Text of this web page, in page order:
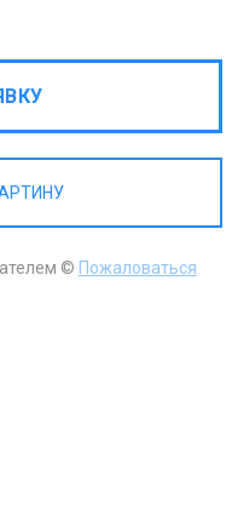
© Пожаловаться